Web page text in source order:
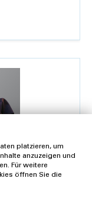
platzieren, um
anzuzeigen und
Für weitere
öffnen Sie die